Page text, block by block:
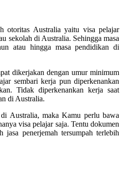
otoritas Australia yaitu visa pelajar
sekolah di Australia. Sehingga masa
atau hingga masa pendidikan di
dikerjakan dengan umur minimum
sembari kerja pun diperkenankan
Tidak diperkenankan kerja saat
di Australia.
Australia, maka Kamu perlu bawa
visa pelajar saja. Tentu dokumen
penerjemah tersumpah terlebih